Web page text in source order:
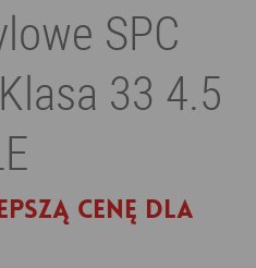
SPC
33 4.5
cenę dla